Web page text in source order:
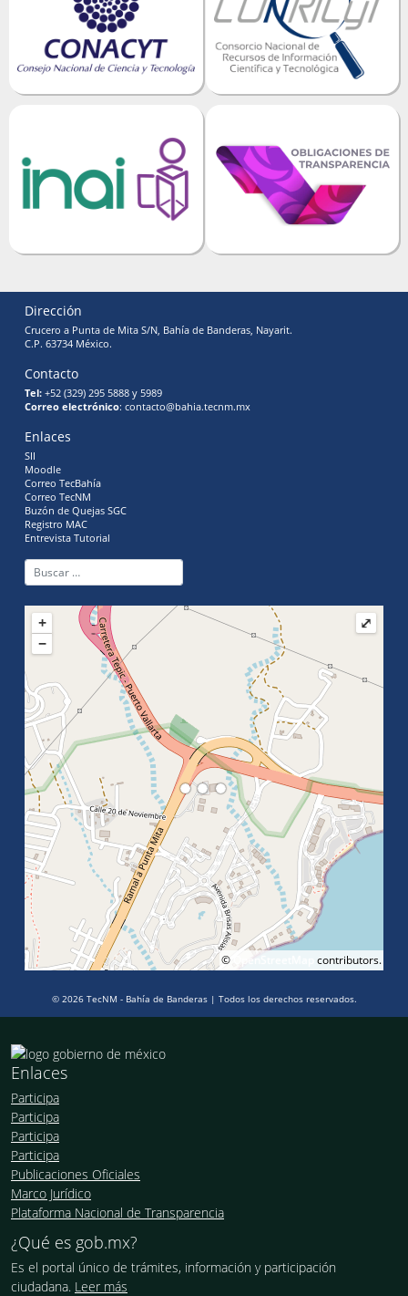
Dirección
Crucero a Punta de Mita S/N, Bahía de Banderas, Nayarit.
C.P. 63734 México.
Contacto
Tel: +52 (329) 295 5888 y 5989
Correo electrónico: contacto@bahia.tecnm.mx
Enlaces
SII
Moodle
Correo TecBahía
Correo TecNM
Buzón de Quejas SGC
Registro MAC
Entrevista Tutorial
+
−
© OpenStreetMap contributors.
⤢
© 2026 TecNM - Bahía de Banderas | Todos los derechos reservados.
Enlaces
Participa
Participa
Participa
Participa
Publicaciones Oficiales
Marco Jurídico
Plataforma Nacional de Transparencia
¿Qué es gob.mx?
Es el portal único de trámites, información y participación
ciudadana. Leer más